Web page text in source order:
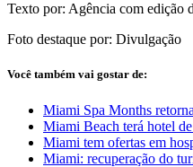
Texto por: Agência com edição
Foto destaque por: Divulgação
Você também vai gostar de:
Miami Spa Months
Miami Beach terá hotel
Miami tem ofertas em
Miami: recuperação do